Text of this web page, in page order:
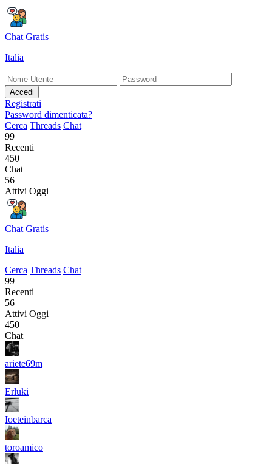
Chat Gratis
Italia
Accedi
Registrati
Password dimenticata?
Cerca Threads Chat
99
Recenti
450
Chat
56
Attivi Oggi
Chat Gratis
Italia
Cerca Threads Chat
99
Recenti
56
Attivi Oggi
450
Chat
ariete69m
Erluki
Ioeteinbarca
toroamico